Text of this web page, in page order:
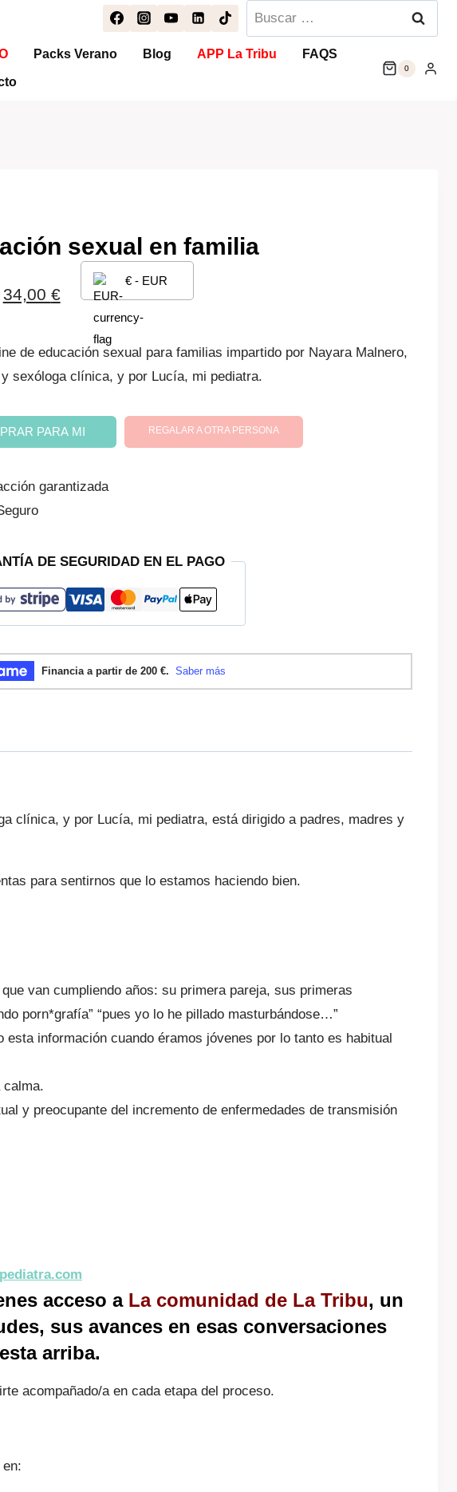
Buscar:
Packs Verano Blog APP La Tribu FAQS
0
sexual en familia
El
original
era:
40,00 €.
34,00 €El
precio
actual
es:
34,00 €.
€ - EUR
de educación sexual para familias impartido por Nayara Malnero,
sexóloga clínica, y por Lucía, mi pediatra.
PARA MI REGALAR A OTRA PERSONA
garantizada
DE SEGURIDAD EN EL PAGO
clínica, y por Lucía, mi pediatra, está dirigido a padres, madres y
para sentirnos que lo estamos haciendo bien.
van cumpliendo años: su primera pareja, sus primeras
porn*grafía” “pues yo lo he pillado masturbándose…”
información cuando éramos jóvenes por lo tanto es habitual
calma.
y preocupante del incremento de enfermedades de transmisión
acceso a La comunidad de La Tribu, un
sus avances en esas conversaciones
arriba.
acompañado/a en cada etapa del proceso.